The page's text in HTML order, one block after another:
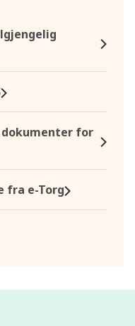
for
fra e-Torg